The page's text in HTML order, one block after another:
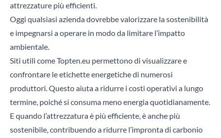
attrezzature più efficienti.
Oggi qualsiasi azienda dovrebbe valorizzare lasostenibilità
e impegnarsi a operare in modo da limitare l’impatto
ambientale.
Siti utili comeTopten.eu permettono di visualizzare e
confrontare le etichette energetiche di numerosi
produttori. Questo aiuta a ridurre i costi operativi a lungo
termine, poiché si consuma meno energia quotidianamente.
E quando l’attrezzatura è più efficiente, è anche più
sostenibile, contribuendo a ridurre l’impronta di carbonio